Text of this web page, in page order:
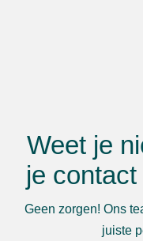
Weet je
je
Geen zorgen! Ons
juiste